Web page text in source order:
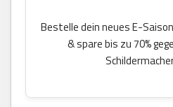
Bestelle dein neues E-
& spare bis zu 70%